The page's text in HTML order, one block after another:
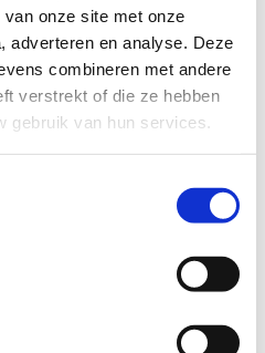
onze site met onze
adverteren en analyse. Deze
combineren met andere
verstrekt of die ze hebben
gebruik van hun services.